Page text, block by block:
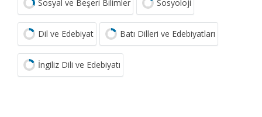
Sosyal ve Beşeri Bilimler
Sosyoloji
Dil ve Edebiyat Batı Dilleri ve Edebiyatları
İngiliz Dili ve Edebiyatı